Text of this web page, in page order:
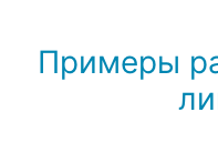
Примеры